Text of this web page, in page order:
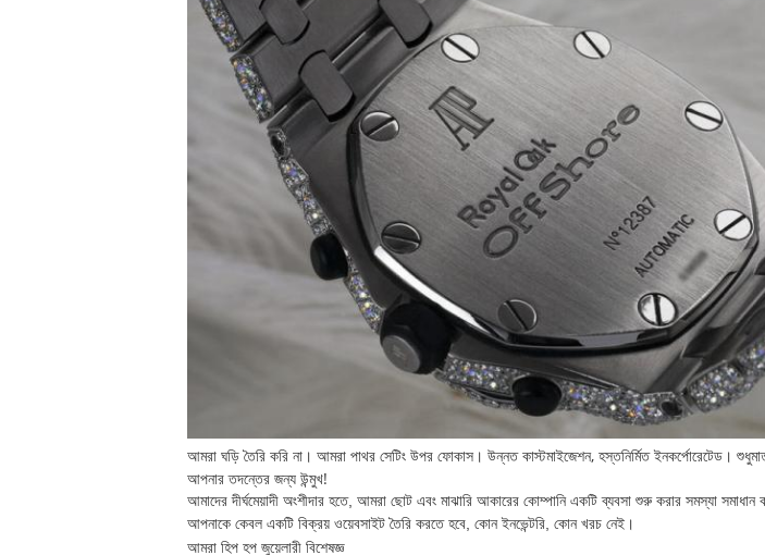
আমরা ঘড়ি তৈরি করি না। আমরা পাথর সেটিং উপর ফোকাস। উন্নত কাস্টমাইজেশন, হস্তনির্মিত ইনকর্পোরেটেড।
আপনার তদন্তের জন্য উন্মুখ!
আমাদের দীর্ঘমেয়াদী অংশীদার হতে, আমরা ছোট এবং মাঝারি আকারের কোম্পানি একটি ব্যবসা শুরু করার সমস্যা
আপনাকে কেবল একটি বিক্রয় ওয়েবসাইট তৈরি করতে হবে, কোন ইনভেন্টরি, কোন খরচ নেই।
আমরা হিপ হপ জুয়েলারী বিশেষজ্ঞ